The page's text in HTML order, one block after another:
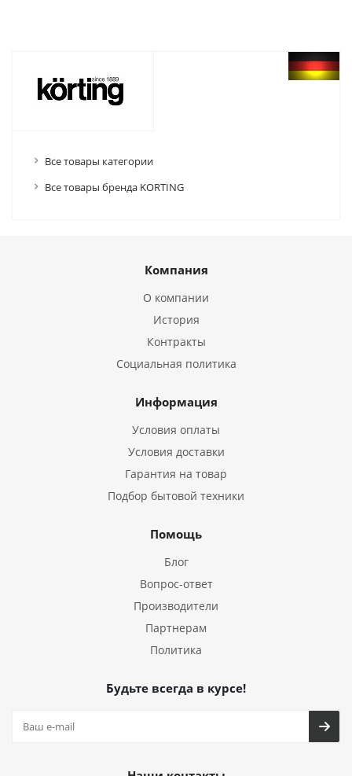
Все товары категории
Все товары бренда KORTING
Компания
О компании
История
Контракты
Социальная политика
Информация
Условия оплаты
Условия доставки
Гарантия на товар
Подбор бытовой техники
Помощь
Блог
Вопрос-ответ
Производители
Партнерам
Политика
Будьте всегда в курсе!